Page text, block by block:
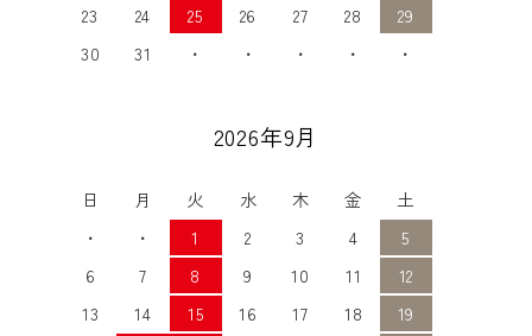
23
24 25 26 27 28
29
30
31 ・ ・ ・ ・ ・
2026年9月
日 月 火 水 木 金
土
・
・ 1 2 3 4
5
6
7 8 9 10 11
12
13
14 15 16 17 18
19